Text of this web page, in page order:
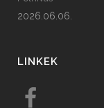
2026.06.06.
LINKEK